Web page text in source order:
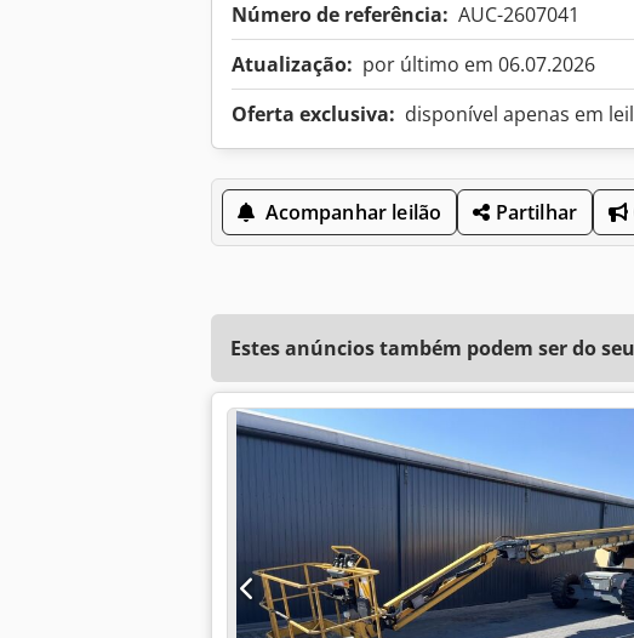
Número de referência: AUC-2607041
Atualização: por último em 06.07.2026
Oferta exclusiva: disponível apenas em
Acompanhar leilão Partilhar
Estes anúncios também podem ser do